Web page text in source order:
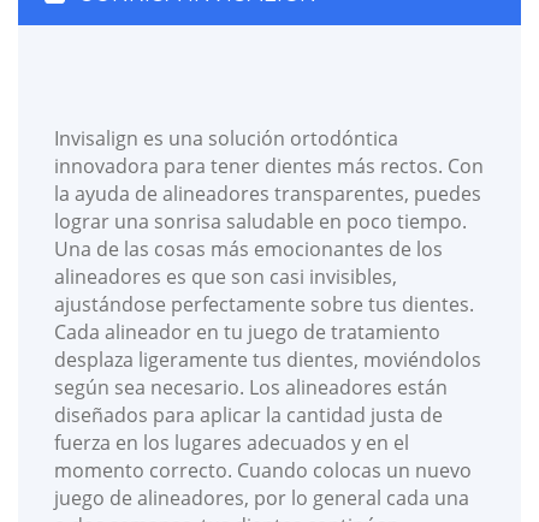
Invisalign es una solución ortodóntica
innovadora para tener dientes más rectos. Con
la ayuda de alineadores transparentes, puedes
lograr una sonrisa saludable en poco tiempo.
Una de las cosas más emocionantes de los
alineadores es que son casi invisibles,
ajustándose perfectamente sobre tus dientes.
Cada alineador en tu juego de tratamiento
desplaza ligeramente tus dientes, moviéndolos
según sea necesario. Los alineadores están
diseñados para aplicar la cantidad justa de
fuerza en los lugares adecuados y en el
momento correcto. Cuando colocas un nuevo
juego de alineadores, por lo general cada una